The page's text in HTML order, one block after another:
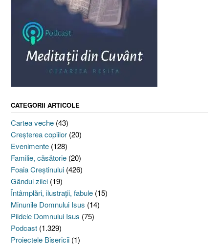
CATEGORII ARTICOLE
Cartea veche (43)
Creşterea copiilor (20)
Evenimente (128)
Familie, căsătorie (20)
Foaia Creştinului (426)
Gândul zilei (19)
Întâmplări, ilustraţii, fabule (15)
Minunile Domnului Isus (14)
Pildele Domnului Isus (75)
Podcast (1.329)
Proiectele Bisericii (1)